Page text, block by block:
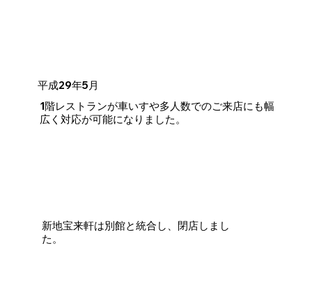
平成29年5月
1階レストランが車いすや多人数でのご来店にも幅
広く対応が可能になりました。
新地宝来軒は別館と統合し、閉店しまし
た。